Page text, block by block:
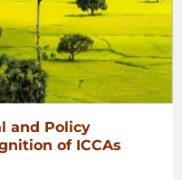
and Policy
of ICCAs